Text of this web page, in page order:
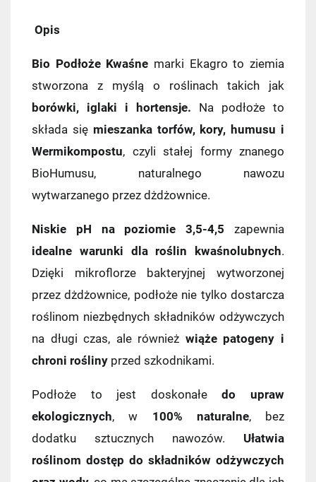
Opis
Bio Podłoże Kwaśne marki Ekagro to ziemia
stworzona z myślą o roślinach takich jak
borówki, iglaki i hortensje. Na podłoże to
składa się mieszanka torfów, kory, humusu i
Wermikompostu, czyli stałej formy znanego
BioHumusu, naturalnego nawozu
wytwarzanego przez dżdżownice.
Niskie pH na poziomie 3,5-4,5 zapewnia
idealne warunki dla roślin kwaśnolubnych.
Dzięki mikroflorze bakteryjnej wytworzonej
przez dżdżownice, podłoże nie tylko dostarcza
roślinom niezbędnych składników odżywczych
na długi czas, ale również wiąże patogeny i
chroni rośliny przed szkodnikami.
Podłoże to jest doskonałedo upraw
ekologicznych, w 100% naturalne, bez
dodatku sztucznych nawozów. Ułatwia
roślinom dostęp do składników odżywczych